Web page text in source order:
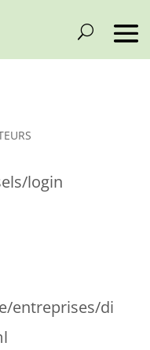
login
entreprises/di